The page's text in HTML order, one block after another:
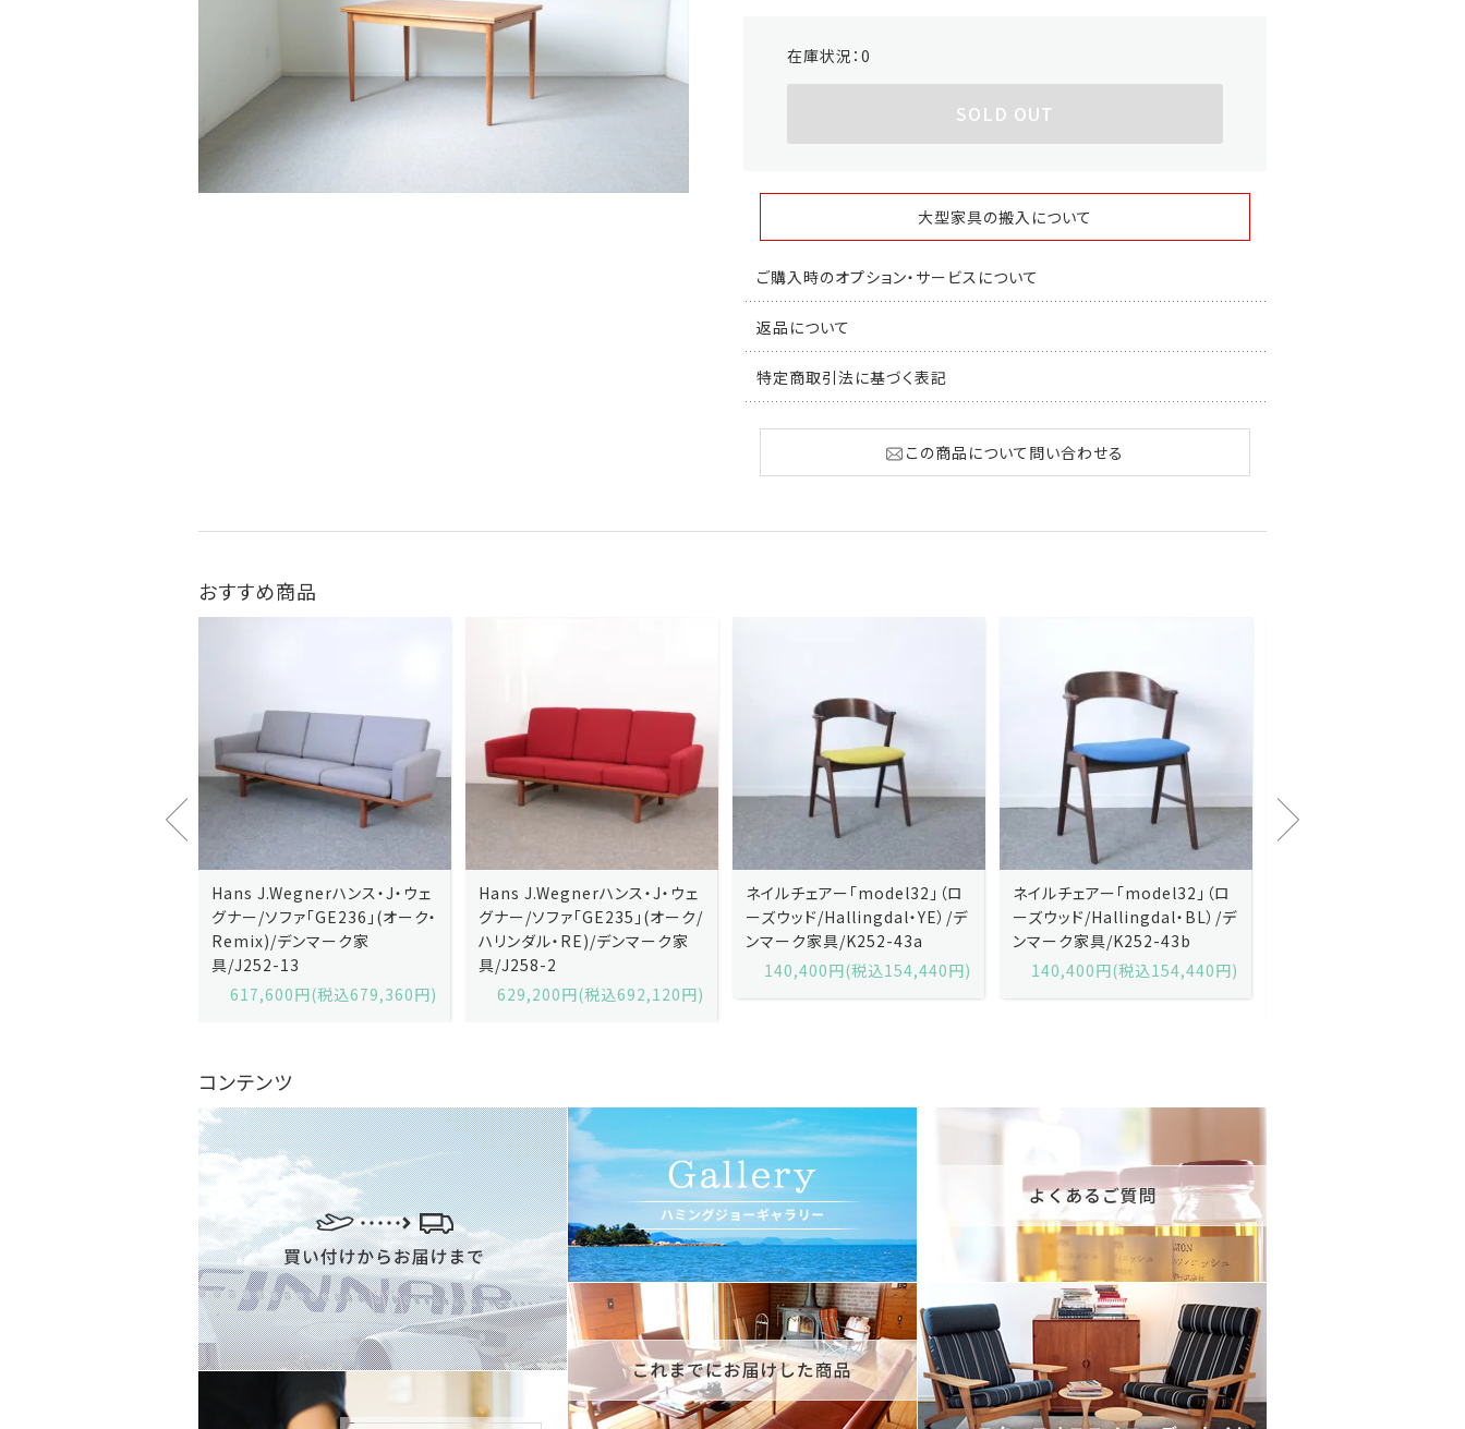
在庫状況： 0
SOLD OUT
大型家具の搬入について
ご購入時のオプション・サービスについて
返品について
特定商取引法に基づく表記
この商品について問い合わせる
おすすめ商品
Hans J.Wegnerハンス・J・ウェ
グナー/ソファ「GE235」(オーク/
ハリンダル・RE)/デンマーク家
具/J258-2
629,200円(税込692,120円)
ネイルチェアー「model32」（ロ
ーズウッド/Hallingdal・YE）/デ
ンマーク家具/K252-43a
140,400円(税込154,440円)
ネイルチェアー「model32」（ロ
ーズウッド/Hallingdal・BL）/デ
ンマーク家具/K252-43b
140,400円(税込154,440円)
Kai Kristiansenカイ・クリスチ
ャンセン/ダイニングチェアー
「No.42」（ローズウッド・レザー
黒）/デンマーク家具/J252-57j
コンテンツ